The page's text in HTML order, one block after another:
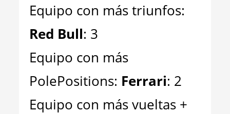
Equipo con más triunfos:
Red Bull: 3
Equipo con más
PolePositions: Ferrari: 2
Equipo con más vueltas +